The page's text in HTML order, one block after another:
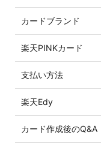
カードブランド
楽天PINKカード
支払い方法
楽天Edy
カード作成後のQ&A